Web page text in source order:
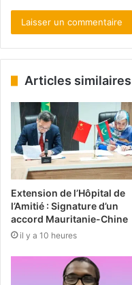
Articles similaires
Extension de l’Hôpital de
l’Amitié : Signature d’un
accord Mauritanie-Chine
il y a 10 heures